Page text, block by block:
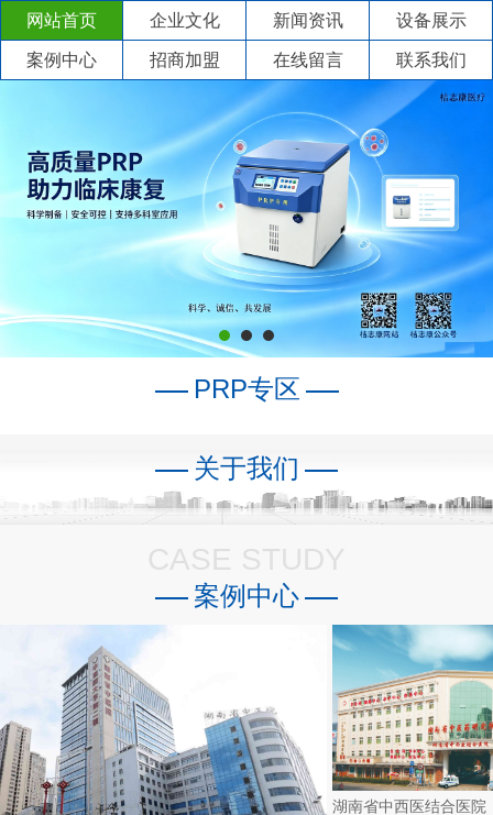
网站首页 企业文化 新闻资讯 设备展示
案例中心 招商加盟 在线留言 联系我们
PRP专区
关于我们
CASE STUDY
案例中心